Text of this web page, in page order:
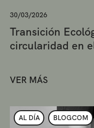
30/03/2026
Transición
circularidad en
VER MÁS
AL DÍA BLOGCOM